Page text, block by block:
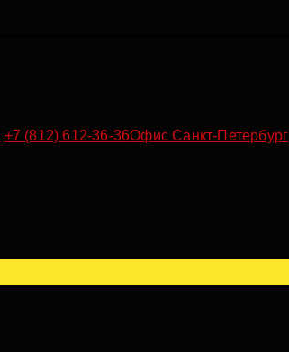
+7 (812) 612-36-36Офис Санкт-Петербург